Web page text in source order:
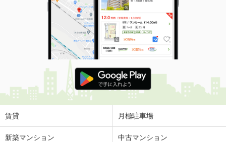
賃貸 月極駐車場
新築マンション 中古マンション